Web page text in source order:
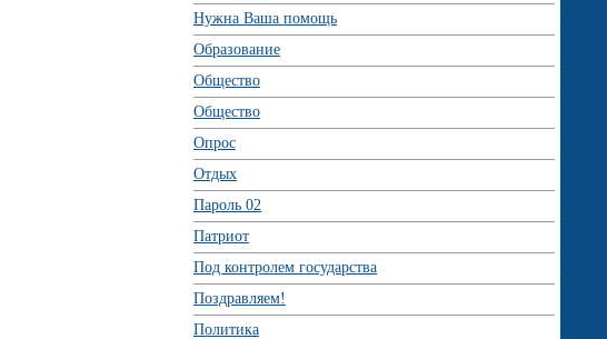
Нужна Ваша помощь
Образование
Общество
Общество
Опрос
Отдых
Пароль 02
Патриот
Под контролем государства
Поздравляем!
Политика